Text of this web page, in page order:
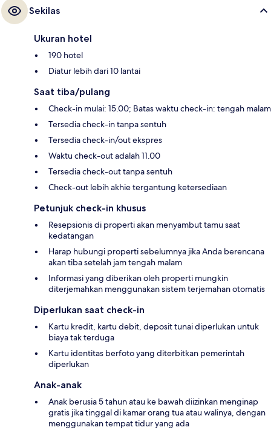
Sekilas
Ukuran hotel
190 hotel
Diatur lebih dari 10 lantai
Saat tiba/pulang
Check-in mulai: 15.00; Batas waktu check-in: tengah malam
Tersedia check-in tanpa sentuh
Tersedia check-in/out ekspres
Waktu check-out adalah 11.00
Tersedia check-out tanpa sentuh
Check-out lebih akhie tergantung ketersediaan
Petunjuk check-in khusus
Resepsionis di properti akan menyambut tamu saat
kedatangan
Harap hubungi properti sebelumnya jika Anda berencana
akan tiba setelah jam tengah malam
Informasi yang diberikan oleh properti mungkin
diterjemahkan menggunakan sistem terjemahan otomatis
Diperlukan saat check-in
Kartu kredit, kartu debit, deposit tunai diperlukan untuk
biaya tak terduga
Kartu identitas berfoto yang diterbitkan pemerintah
diperlukan
Anak-anak
Anak berusia 5 tahun atau ke bawah diizinkan menginap
gratis jika tinggal di kamar orang tua atau walinya, dengan
menggunakan tempat tidur yang ada